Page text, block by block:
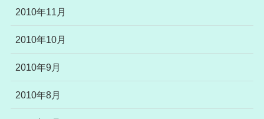
2010年11月
2010年10月
2010年9月
2010年8月